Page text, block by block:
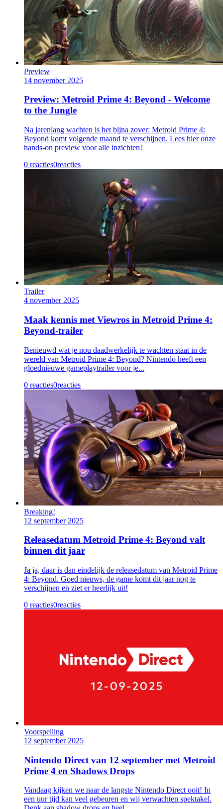
Preview
14 november 2025
Preview: Metroid Prime 4: Beyond - Welcome
to the Jungle
Na jarenlang wachten is het bijna zover: Metroid Prime 4:
Beyond komt volgende maand te verschijnen. Lees hier onze
hands-on preview voor alle inzichten!
0 reacties0reacties
Trailer
4 november 2025
Maak kennis met Viewros in Metroid Prime 4:
Beyond-trailer
Benieuwd wat je nou daadwerkelijk te wachten staat in de
wereld van Metroid Prime 4: Beyond? Nintendo heeft een
gloednieuwe gameplaytrailer voor je...
0 reacties0reacties
Breaking!
12 september 2025
Releasedatum Metroid Prime 4: Beyond valt
binnen dit jaar
Ja ja, daar is dan eindelijk de releasedatum van Metroid Prime
4: Beyond. Goed nieuws, de game komt dit jaar nog te
verschijnen en ziet er heerlijk uit!
0 reacties0reacties
Voorspelling
12 september 2025
Nintendo Direct van 12 september met Metroid
Prime 4 en Shadows Drops
Vandaag kijken we naar de langste Nintendo Direct ooit! In
een uur tijd kan veel gebeuren en wij verwachten spektakel.